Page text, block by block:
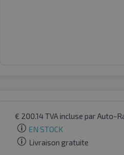
€ 200.14TVA incluse par Auto-
EN STOCK
Livraison gratuite